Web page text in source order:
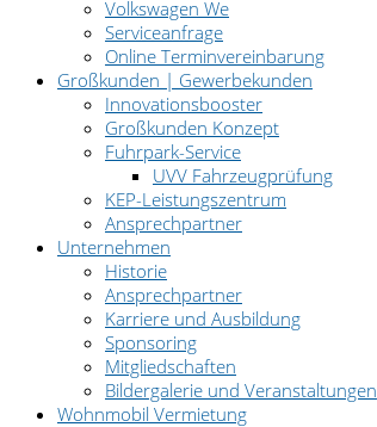
Volkswagen We
Serviceanfrage
Online Terminvereinbarung
Großkunden | Gewerbekunden
Innovationsbooster
Großkunden Konzept
Fuhrpark-Service
UVV Fahrzeugprüfung
KEP-Leistungszentrum
Ansprechpartner
Unternehmen
Historie
Ansprechpartner
Karriere und Ausbildung
Sponsoring
Mitgliedschaften
Bildergalerie und Veranstaltungen
Wohnmobil Vermietung